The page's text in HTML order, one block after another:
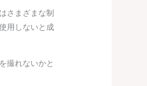
さまざまな制
用しないと成
撮れないかと